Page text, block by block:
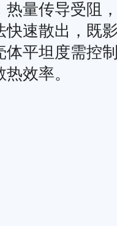
量传导受阻
速散出，既
平坦度需控
效率。